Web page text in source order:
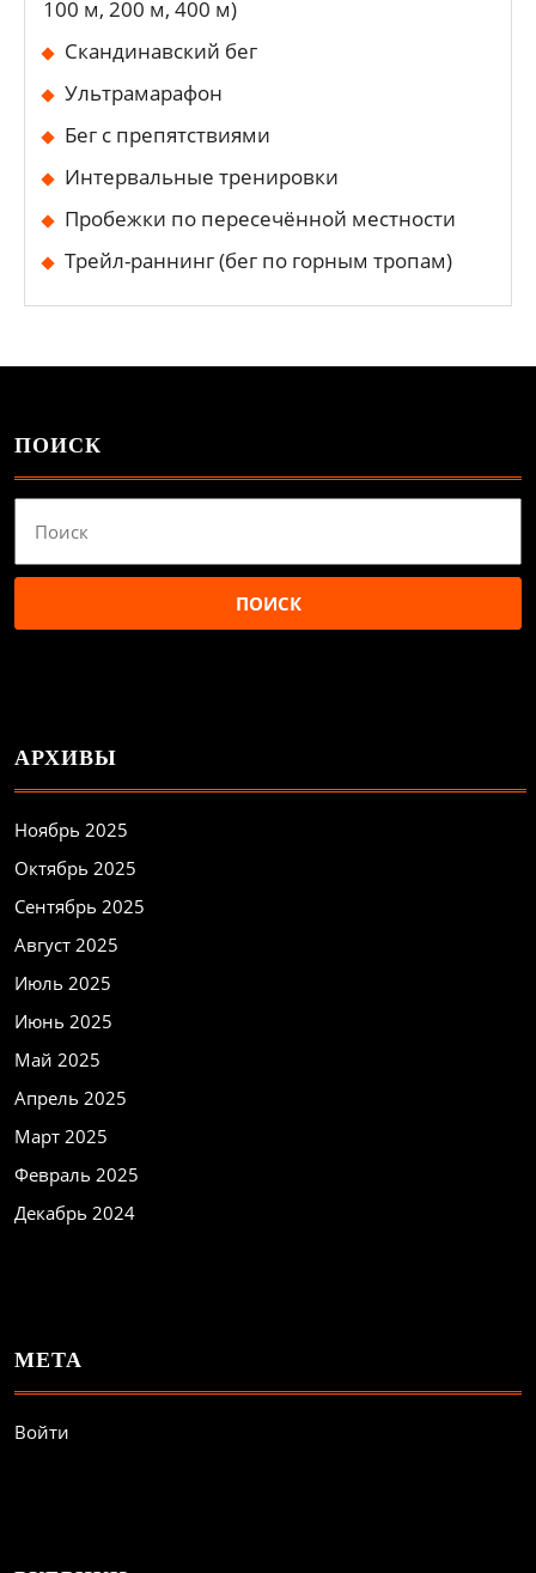
100 м, 200 м, 400 м)
Скандинавский бег
Ультрамарафон
Бег с препятствиями
Интервальные тренировки
Пробежки по пересечённой местности
Трейл-раннинг (бег по горным тропам)
ПОИСК
АРХИВЫ
Ноябрь 2025
Октябрь 2025
Сентябрь 2025
Август 2025
Июль 2025
Июнь 2025
Май 2025
Апрель 2025
Март 2025
Февраль 2025
Декабрь 2024
МЕТА
Войти